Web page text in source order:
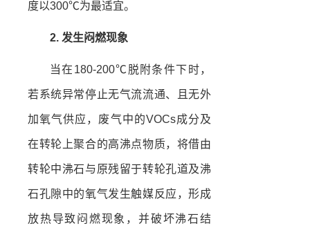
度以300℃为最适宜。
2. 发生闷燃现象
当在180-200℃脱附条件下时，
若系统异常停止无气流流通、且无外
加氧气供应，废气中的VOCs成分及
在转轮上聚合的高沸点物质，将借由
转轮中沸石与原残留于转轮孔道及沸
石孔隙中的氧气发生触媒反应，形成
放热导致闷燃现象，并破坏沸石结